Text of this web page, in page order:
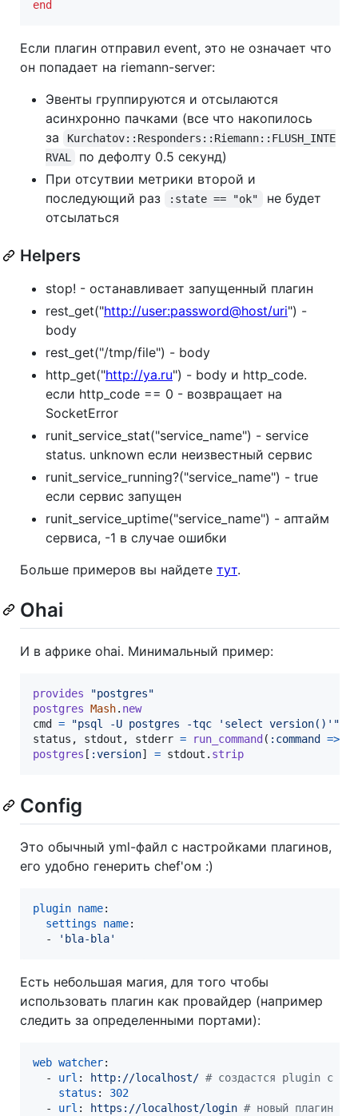
end
Если плагин отправил event, это не означает что
он попадает на riemann-server:
Эвенты группируются и отсылаются
асинхронно пачками (все что накопилось
за
Kurchatov::Responders::Riemann::FLUSH_INTE
RVAL
по дефолту 0.5 секунд)
При отсутвии метрики второй и
последующий раз
:state == "ok"
не будет
отсылаться
Helpers
stop! - останавливает запущенный плагин
rest_get("http://user:password@host/uri") -
body
rest_get("/tmp/file") - body
http_get("http://ya.ru") - body и http_code.
если http_code == 0 - возвращает на
SocketError
runit_service_stat("service_name") - service
status. unknown если неизвестный сервис
runit_service_running?("service_name") - true
если сервис запущен
runit_service_uptime("service_name") - аптайм
сервиса, -1 в случае ошибки
Больше примеров вы найдете тут.
Ohai
И в африке ohai. Минимальный пример:
provides
"postgres"
postgres Mash. new
cmd
=
"psql -U postgres -tqc 'select version()'"
status , stdout , stderr = run_command ( :command =>
postgres [ :version] = stdout . strip
Config
Это обычный yml-файл с настройками плагинов,
eго удобно генерить chef'ом :)
plugin name:
settings name:
  -
' bla-bla'
Есть небольшая магия, для того чтобы
использовать плагин как провайдер (например
следить за определенными портами):
web watcher:
  -
url : http://localhost/ # создастся plugin с
status : 302
  -
url : https://localhost/login # новый плагин